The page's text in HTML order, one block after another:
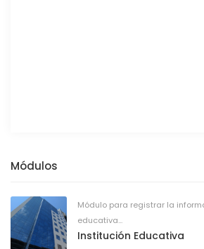
Módulos
Módulo para registrar la
educativa...
Institución Educativa